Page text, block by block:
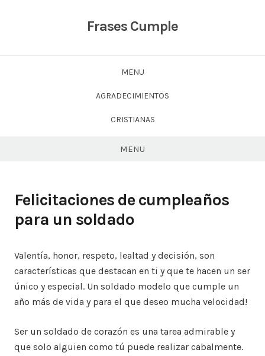
Frases Cumple
MENU
AGRADECIMIENTOS
CRISTIANAS
MENU
Felicitaciones de cumpleaños
para un soldado
Valentía, honor, respeto, lealtad y decisión, son
características que destacan en ti y que te hacen un ser
único y especial. Un soldado modelo que cumple un
año más de vida y para el que deseo mucha velocidad!
Ser un soldado de corazón es una tarea admirable y
que solo alguien como tú puede realizar cabalmente.